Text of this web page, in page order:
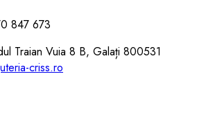
847 673
Traian Vuia 8 B, Galați 800531
criss.ro